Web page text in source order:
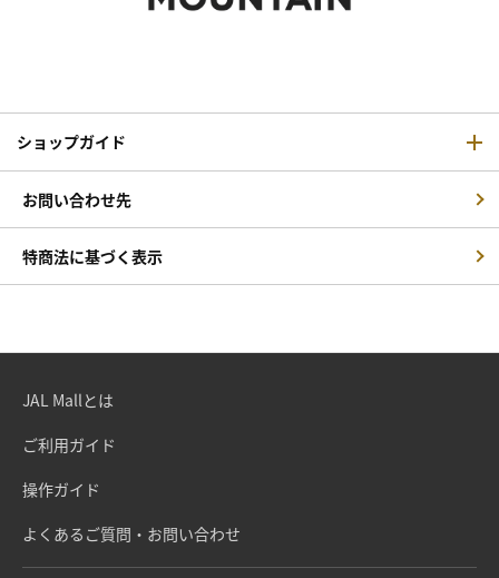
ショップガイド
お問い合わせ先
特商法に基づく表示
JAL Mallとは
ご利用ガイド
操作ガイド
よくあるご質問・お問い合わせ